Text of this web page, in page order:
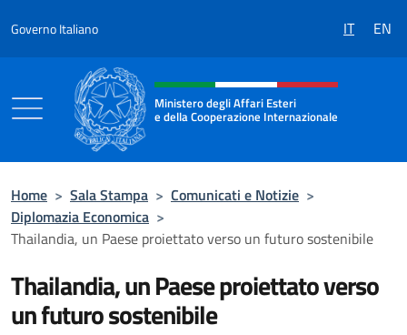
Governo Italiano IT EN
Intestazione sito, social e menù
Ministero degli Affari Esteri
e della Cooperazione Internazionale
Home > Sala Stampa > Comunicati e Notizie >
Diplomazia Economica >
Thailandia, un Paese proiettato verso un futuro sostenibile
Thailandia, un Paese proiettato verso
un futuro sostenibile